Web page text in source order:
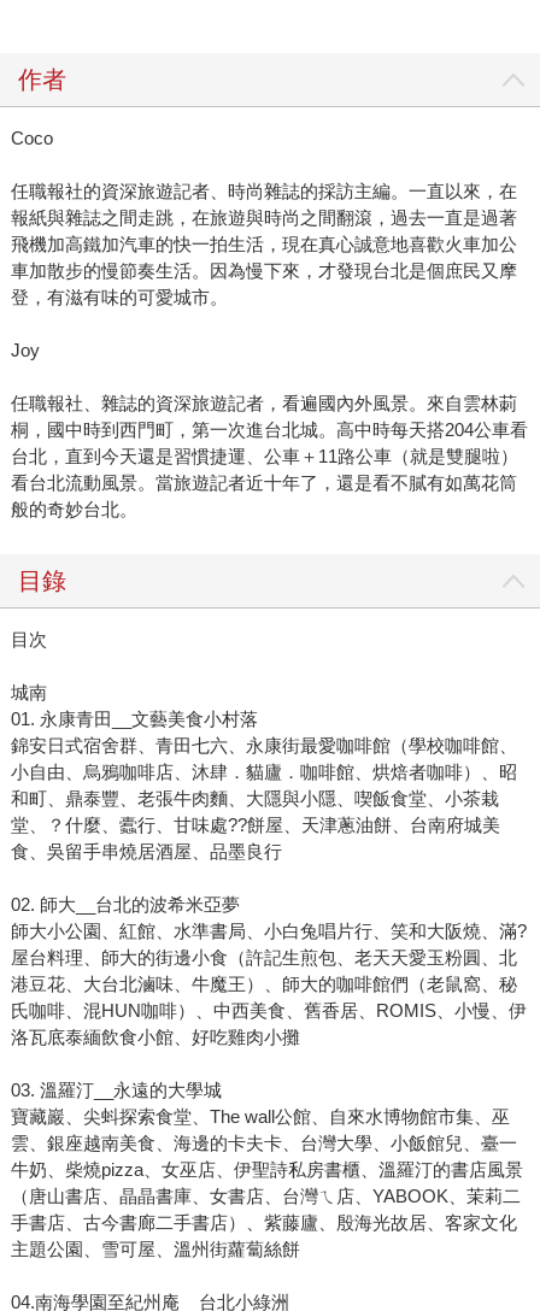
作者
Coco
任職報社的資深旅遊記者、時尚雜誌的採訪主編。一直以來，在
報紙與雜誌之間走跳，在旅遊與時尚之間翻滾，過去一直是過著
飛機加高鐵加汽車的快一拍生活，現在真心誠意地喜歡火車加公
車加散步的慢節奏生活。因為慢下來，才發現台北是個庶民又摩
登，有滋有味的可愛城市。
Joy
任職報社、雜誌的資深旅遊記者，看遍國內外風景。來自雲林莿
桐，國中時到西門町，第一次進台北城。高中時每天搭204公車看
台北，直到今天還是習慣捷運、公車＋11路公車（就是雙腿啦）
看台北流動風景。當旅遊記者近十年了，還是看不膩有如萬花筒
般的奇妙台北。
目錄
目次
城南
01. 永康青田__文藝美食小村落
錦安日式宿舍群、青田七六、永康街最愛咖啡館（學校咖啡館、
小自由、烏鴉咖啡店、沐肆．貓廬．咖啡館、烘焙者咖啡）、昭
和町、鼎泰豐、老張牛肉麵、大隱與小隱、喫飯食堂、小茶栽
堂、？什麼、蠹行、甘味處??餅屋、天津蔥油餅、台南府城美
食、吳留手串燒居酒屋、品墨良行
02. 師大__台北的波希米亞夢
師大小公園、紅館、水準書局、小白兔唱片行、笑和大阪燒、滿?
屋台料理、師大的街邊小食（許記生煎包、老天天愛玉粉圓、北
港豆花、大台北滷味、牛魔王）、師大的咖啡館們（老鼠窩、秘
氏咖啡、混HUN咖啡）、中西美食、舊香居、ROMIS、小慢、伊
洛瓦底泰緬飲食小館、好吃雞肉小攤
03. 溫羅汀__永遠的大學城
寶藏巖、尖蚪探索食堂、The wall公館、自來水博物館市集、巫
雲、銀座越南美食、海邊的卡夫卡、台灣大學、小飯館兒、臺一
牛奶、柴燒pizza、女巫店、伊聖詩私房書櫃、溫羅汀的書店風景
（唐山書店、晶晶書庫、女書店、台灣ㄟ店、YABOOK、茉莉二
手書店、古今書廊二手書店）、紫藤廬、殷海光故居、客家文化
主題公園、雪可屋、溫州街蘿蔔絲餅
04.南海學園至紀州庵__台北小綠洲